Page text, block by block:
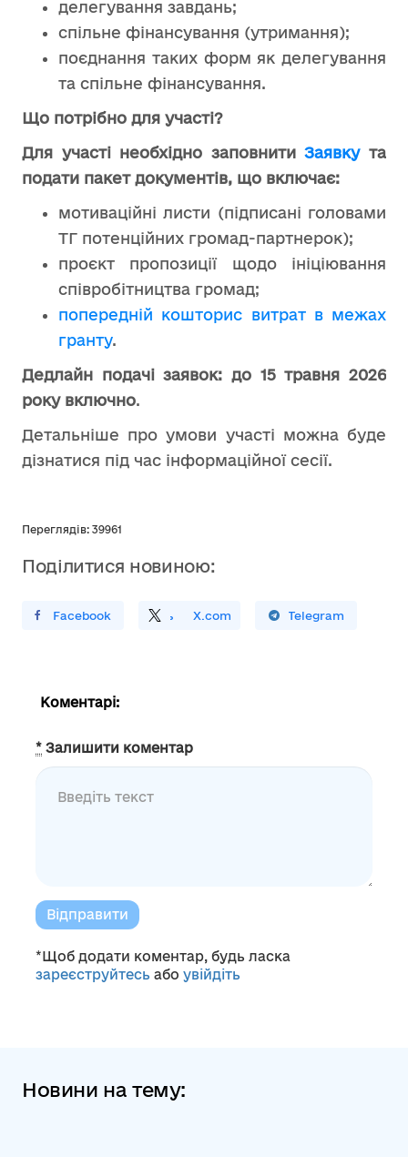
делегування завдань;
спільне фінансування (утримання);
поєднання таких форм як делегування
та спільне фінансування.
Що потрібно для участі?
Для участі необхідно заповнитиЗаявкута
подати пакет документів, що включає:
мотиваційні листи (підписані головами
ТГ потенційних громад-партнерок);
проєкт пропозиції щодо ініціювання
співробітництва громад;
попередній кошторис витрат в межах
гранту.
Дедлайн подачі заявок: до 15 травня 2026
року включно.
Детальніше про умови участі можна буде
дізнатися під час інформаційної сесії.
Переглядів: 39961
Поділитися новиною:
У FacebookПоділитись X.com
Поширити У Telegram
Коментарі:
* Залишити коментар
Відправити
*Щоб додати коментар, будь ласка
зареєструйтесь або увійдіть
Новини на тему: